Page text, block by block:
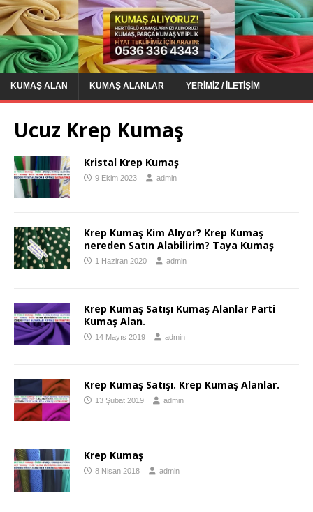
KUMAŞ ALAN KUMAŞ ALANLAR YERIMIZ / İLETIŞIM
Ucuz Krep Kumaş
Kristal Krep Kumaş
9 Ekim 2023 admin
Krep Kumaş Kim Alıyor? Krep Kumaş
nereden Satın Alabilirim? Taya Kumaş
1 Haziran 2020 admin
Krep Kumaş Satışı Kumaş Alanlar Parti
Kumaş Alan.
14 Mayıs 2019 admin
Krep Kumaş Satışı. Krep Kumaş Alanlar.
13 Şubat 2019 admin
Krep Kumaş
8 Nisan 2018 admin